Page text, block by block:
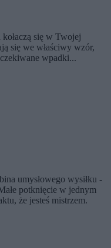
się w Twojej
się we właściwy wzór,
wpadki...
umysłowego wysiłku -
potknięcie w jednym
że jesteś mistrzem.